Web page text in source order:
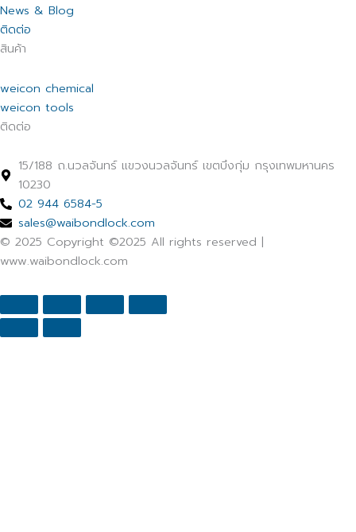
News & Blog
ติดต่อ
สินค้า
weicon chemical
weicon tools
ติดต่อ
15/188 ถ.นวลจันทร์ แขวงนวลจันทร์ เขตบึงกุ่ม กรุงเทพมหานคร
10230
02 944 6584-5
sales@waibondlock.com
© 2025 Copyright ©2025 All rights reserved |
www.waibondlock.com